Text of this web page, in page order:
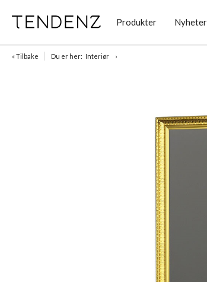
Produkter Nyheter
« Tilbake Du er her: Interiør